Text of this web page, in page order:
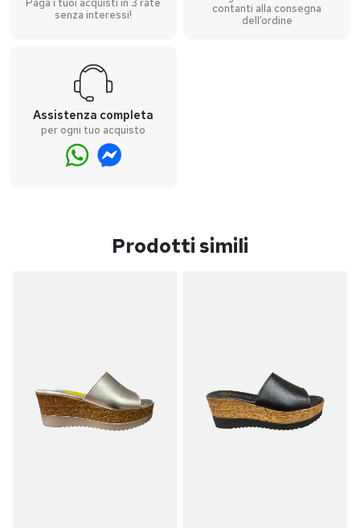
senza interessi!
contanti alla consegna
dell’ordine
Assistenza completa
per ogni tuo acquisto
Prodotti simili